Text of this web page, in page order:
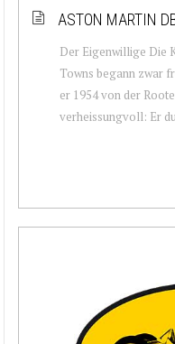
ASTON MARTIN
Der Eigenwillige Die
Towns begann zwar
er 1954 von der
verheissungvoll: Er